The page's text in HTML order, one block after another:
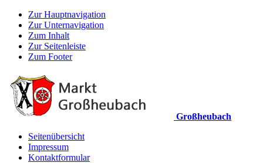
Zur Hauptnavigation
Zur Unternavigation
Zum Inhalt
Zur Seitenleiste
Zum Footer
Großheubach
Seitenübersicht
Impressum
Kontaktformular